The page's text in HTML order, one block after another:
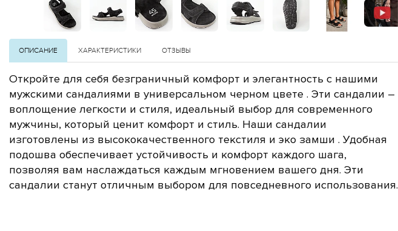
ОПИСАНИЕ ХАРАКТЕРИСТИКИ ОТЗЫВЫ
Откройте для себя безграничный комфорт и элегантность с нашими
мужскими сандалиями в универсальном черном цвете . Эти сандалии –
воплощение легкости и стиля, идеальный выбор для современного
мужчины, который ценит комфорт и стиль. Наши сандалии
изготовлены из высококачественного текстиля и эко замши . Удобная
подошва обеспечивает устойчивость и комфорт каждого шага,
позволяя вам наслаждаться каждым мгновением вашего дня. Эти
сандалии станут отличным выбором для повседневного использования.